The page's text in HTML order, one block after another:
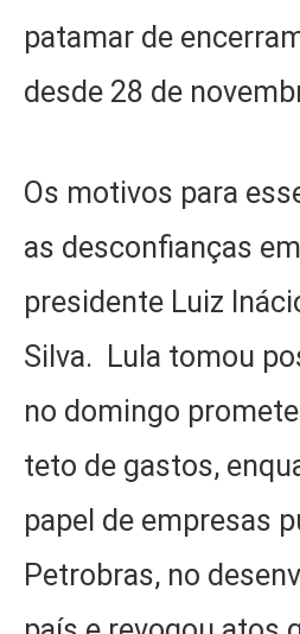
patamar de
desde 28 de
Os motivos para
as desconfianças
presidente Luiz
Silva. Lula tomou
no domingo
teto de gastos,
papel de empresas
Petrobras, no